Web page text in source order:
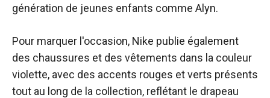
génération de jeunes enfants comme Alyn.
Pour marquer l'occasion, Nike publie également
des chaussures et des vêtements dans la couleur
violette, avec des accents rouges et verts présents
tout au long de la collection, reflétant le drapeau